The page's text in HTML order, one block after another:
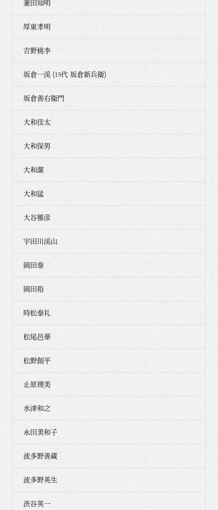
兼田知明
厚東孝明
吉野桃李
坂倉一渓 (15代 坂倉新兵衛)
坂倉善右衛門
大和佳太
大和保男
大和潔
大和猛
大谷雅彦
宇田川渓山
岡田泰
岡田裕
時松泰礼
松尾邑華
松野創平
止原理美
水津和之
永田美和子
波多野善蔵
波多野英生
渋谷英一